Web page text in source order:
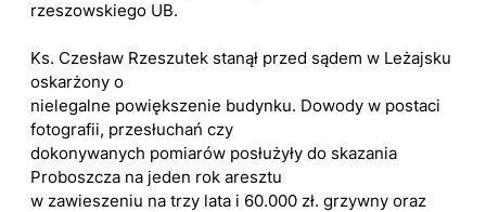
rzeszowskiego UB.
Ks. Czesław Rzeszutek stanął przed sądem w Leżajsku
oskarżony o
nielegalne powiększenie budynku. Dowody w postaci
fotografii, przesłuchań czy
dokonywanych pomiarów posłużyły do skazania
Proboszcza na jeden rok aresztu
w zawieszeniu na trzy lata i 60.000 zł. grzywny oraz